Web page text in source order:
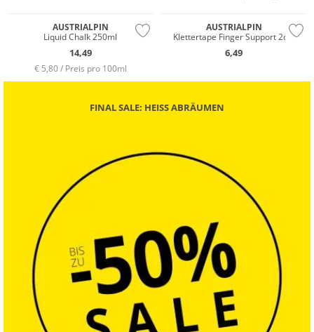
AUSTRIALPIN
Liquid Chalk 250ml
14,49
€ 5,80 / Preis pro 100ml
AUSTRIALPIN
Klettertape Finger Support 2cm
6,49
FINAL SALE: HEISS ABRÄUMEN